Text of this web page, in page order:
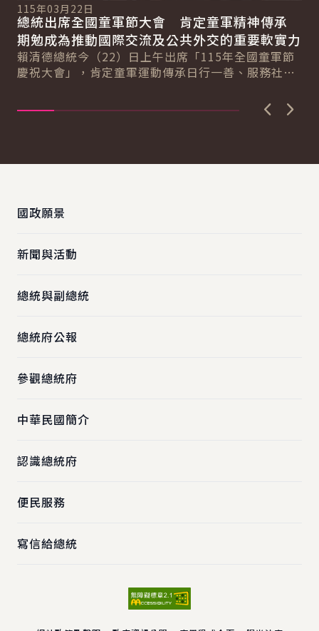
115年03月22日
總統出席全國童軍節大會 肯定童軍精神傳承
期勉成為推動國際交流及公共外交的重要軟實力
賴清德總統今（22）日上午出席「115年全國童軍節
慶祝大會」，肯定童軍運動傳承日行一善、服務社會
國政願景
新聞與活動
總統與副總統
總統府公報
參觀總統府
中華民國簡介
認識總統府
便民服務
寫信給總統